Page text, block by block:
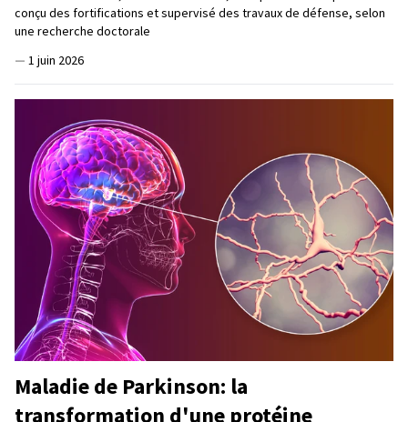
conçu des fortifications et supervisé des travaux de défense, selon
une recherche doctorale
— 1 juin 2026
Maladie de Parkinson: la
transformation d'une protéine